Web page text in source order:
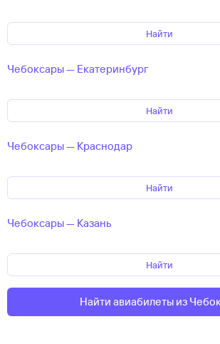
Найти
Чебоксары — Екатеринбург
Найти
Чебоксары — Краснодар
Найти
Чебоксары — Казань
Найти
Найти авиабилеты из